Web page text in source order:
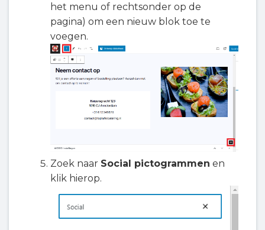
het menu of rechtsonder op de
pagina) om een nieuw blok toe te
voegen.
Zoek naar Social pictogrammen en
klik hierop.